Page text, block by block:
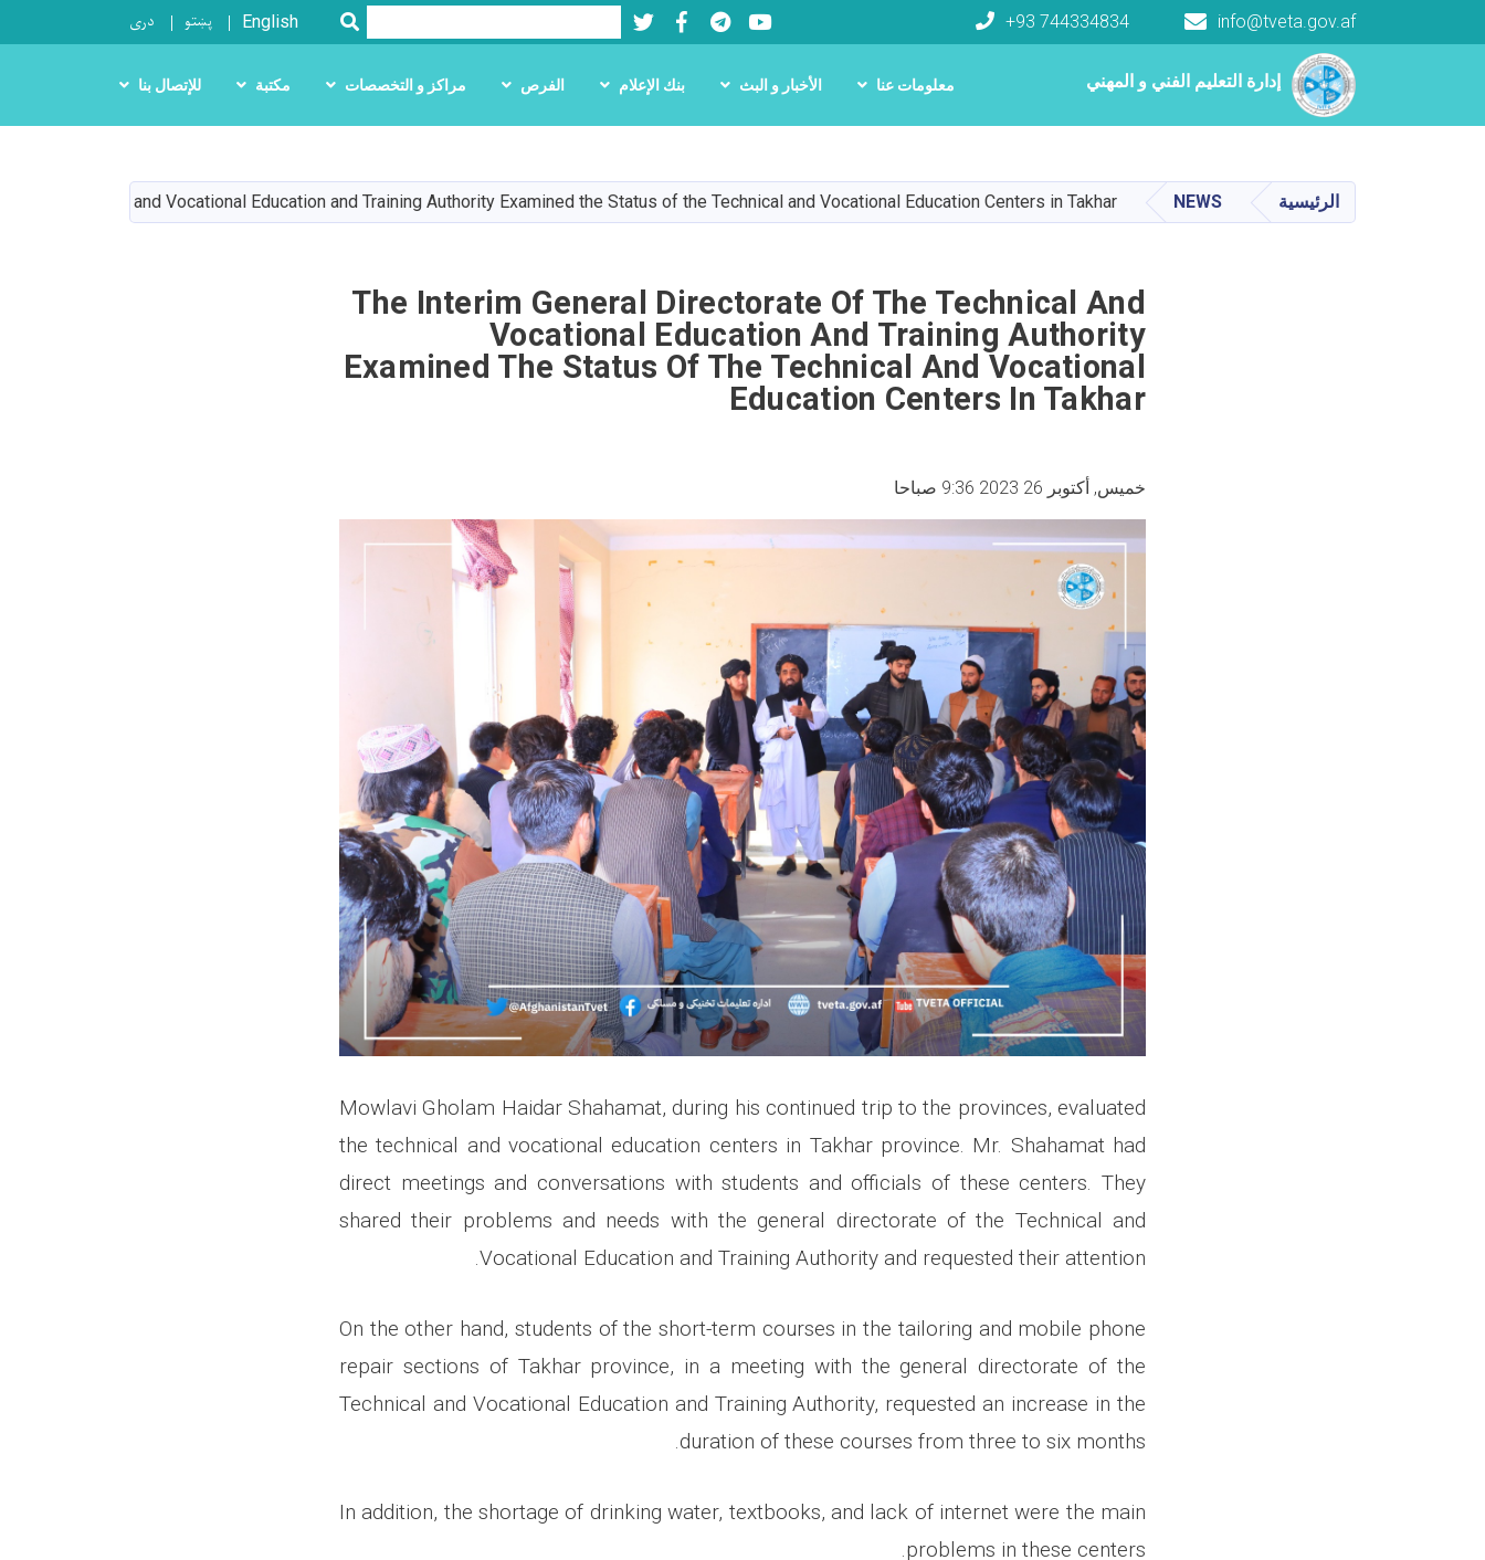
المحتوى
الرئيسي
إدارة التعليم الفني و المهني
info@tveta.gov.af
+93 744334834
Youtube
LinkedIn
Facebook
Twitter
بحث SEARCH
English پښتو دری
Main navigation
إدارة التعليم الفني و المهني معلومات عنا الأخبار و البث بنك الإعلام الفرص مراكز و التخصصات مكتبة للإتصال بنا
الرئيسية NEWS
The Technical and Vocational Education and Training Authority Examined the Status of the Technical and Vocational Education Centers in Takhar
The Interim General Directorate Of The Technical And
Vocational Education And Training Authority
Examined The Status Of The Technical And Vocational
Education Centers In Takhar
خميس, أكتوبر 26 2023 9:36 صباحا
Mowlavi Gholam Haidar Shahamat, during his continued trip to the provinces, evaluated
the technical and vocational education centers in Takhar province. Mr. Shahamat had
direct meetings and conversations with students and officials of these centers. They
shared their problems and needs with the general directorate of the Technical and
Vocational Education and Training Authority and requested their attention.
On the other hand, students of the short-term courses in the tailoring and mobile phone
repair sections of Takhar province, in a meeting with the general directorate of the
Technical and Vocational Education and Training Authority, requested an increase in the
duration of these courses from three to six months.
In addition, the shortage of drinking water, textbooks, and lack of internet were the main
problems in these centers.